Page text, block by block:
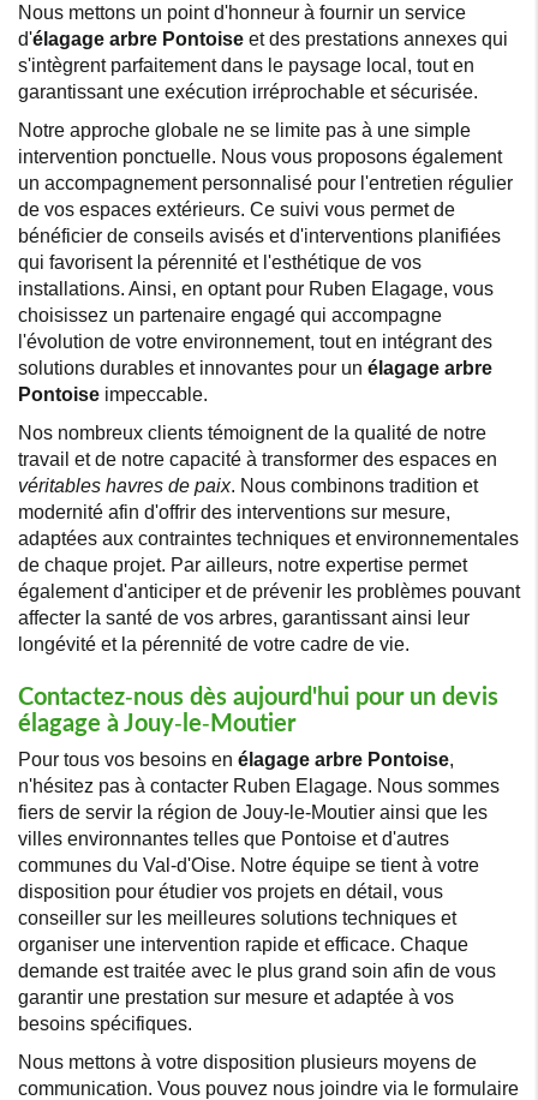
Nous mettons un point d'honneur à fournir un service
d'élagage arbre Pontoise et des prestations annexes qui
s'intègrent parfaitement dans le paysage local, tout en
garantissant une exécution irréprochable et sécurisée.
Notre approche globale ne se limite pas à une simple
intervention ponctuelle. Nous vous proposons également
un accompagnement personnalisé pour l'entretien régulier
de vos espaces extérieurs. Ce suivi vous permet de
bénéficier de conseils avisés et d'interventions planifiées
qui favorisent la pérennité et l'esthétique de vos
installations. Ainsi, en optant pour Ruben Elagage, vous
choisissez un partenaire engagé qui accompagne
l'évolution de votre environnement, tout en intégrant des
solutions durables et innovantes pour un élagage arbre
Pontoise impeccable.
Nos nombreux clients témoignent de la qualité de notre
travail et de notre capacité à transformer des espaces en
véritables havres de paix. Nous combinons tradition et
modernité afin d'offrir des interventions sur mesure,
adaptées aux contraintes techniques et environnementales
de chaque projet. Par ailleurs, notre expertise permet
également d'anticiper et de prévenir les problèmes pouvant
affecter la santé de vos arbres, garantissant ainsi leur
longévité et la pérennité de votre cadre de vie.
Contactez-nous dès aujourd'hui pour un devis
élagage à Jouy-le-Moutier
Pour tous vos besoins en élagage arbre Pontoise,
n'hésitez pas à contacter Ruben Elagage. Nous sommes
fiers de servir la région de Jouy-le-Moutier ainsi que les
villes environnantes telles que Pontoise et d'autres
communes du Val-d'Oise. Notre équipe se tient à votre
disposition pour étudier vos projets en détail, vous
conseiller sur les meilleures solutions techniques et
organiser une intervention rapide et efficace. Chaque
demande est traitée avec le plus grand soin afin de vous
garantir une prestation sur mesure et adaptée à vos
besoins spécifiques.
Nous mettons à votre disposition plusieurs moyens de
communication. Vous pouvez nous joindre via le formulaire